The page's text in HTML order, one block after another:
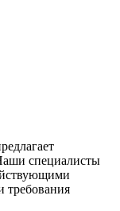
специалисты
требования